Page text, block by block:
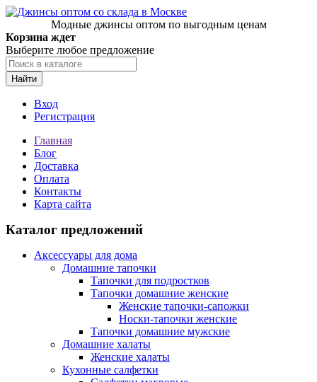
Модные джинсы оптом по выгодным ценам
Корзина ждет
Выберите любое предложение
Найти
Вход
Регистрация
Главная
Блог
Доставка
Оплата
Контакты
Карта сайта
Каталог предложений
Аксессуары для дома
Домашние тапочки
Тапочки для подростков
Тапочки домашние женские
Женские тапочки-сапожки
Носки-тапочки женские
Тапочки домашние мужские
Домашние халаты
Женские халаты
Кухонные салфетки